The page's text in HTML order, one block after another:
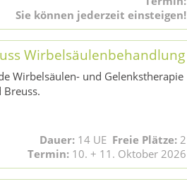
Sie können jederzeit einsteigen!
Wirbelsäulenbehandlung
Wirbelsäulen- und Gelenkstherapie
Dauer: 14 UE Freie Plätze:2
Termin: 10. + 11. Oktober 2026